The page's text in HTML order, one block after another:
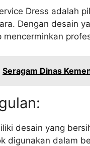
Dress adalah
Dengan desain
mencerminkan
Seragam Dinas
desain yang
digunakan dalam